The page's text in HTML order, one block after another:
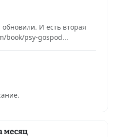
И есть вторая
book/psy-gospod...
месяц